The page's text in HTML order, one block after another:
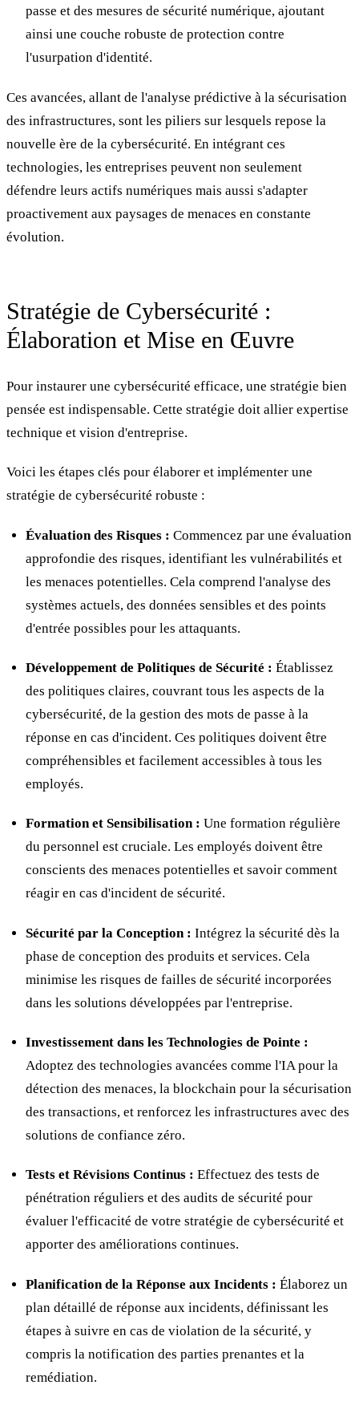
passe et des mesures de sécurité numérique, ajoutant
ainsi une couche robuste de protection contre
l'usurpation d'identité.
Ces avancées, allant de l'analyse prédictive à la sécurisation
des infrastructures, sont les piliers sur lesquels repose la
nouvelle ère de la cybersécurité. En intégrant ces
technologies, les entreprises peuvent non seulement
défendre leurs actifs numériques mais aussi s'adapter
proactivement aux paysages de menaces en constante
évolution.
Stratégie de Cybersécurité :
Élaboration et Mise en Œuvre
Pour instaurer une cybersécurité efficace, une stratégie bien
pensée est indispensable. Cette stratégie doit allier expertise
technique et vision d'entreprise.
Voici les étapes clés pour élaborer et implémenter une
stratégie de cybersécurité robuste :
Évaluation des Risques : Commencez par une évaluation
approfondie des risques, identifiant les vulnérabilités et
les menaces potentielles. Cela comprend l'analyse des
systèmes actuels, des données sensibles et des points
d'entrée possibles pour les attaquants.
Développement de Politiques de Sécurité : Établissez
des politiques claires, couvrant tous les aspects de la
cybersécurité, de la gestion des mots de passe à la
réponse en cas d'incident. Ces politiques doivent être
compréhensibles et facilement accessibles à tous les
employés.
Formation et Sensibilisation : Une formation régulière
du personnel est cruciale. Les employés doivent être
conscients des menaces potentielles et savoir comment
réagir en cas d'incident de sécurité.
Sécurité par la Conception : Intégrez la sécurité dès la
phase de conception des produits et services. Cela
minimise les risques de failles de sécurité incorporées
dans les solutions développées par l'entreprise.
Investissement dans les Technologies de Pointe :
Adoptez des technologies avancées comme l'IA pour la
détection des menaces, la blockchain pour la sécurisation
des transactions, et renforcez les infrastructures avec des
solutions de confiance zéro.
Tests et Révisions Continus : Effectuez des tests de
pénétration réguliers et des audits de sécurité pour
évaluer l'efficacité de votre stratégie de cybersécurité et
apporter des améliorations continues.
Planification de la Réponse aux Incidents : Élaborez un
plan détaillé de réponse aux incidents, définissant les
étapes à suivre en cas de violation de la sécurité, y
compris la notification des parties prenantes et la
remédiation.